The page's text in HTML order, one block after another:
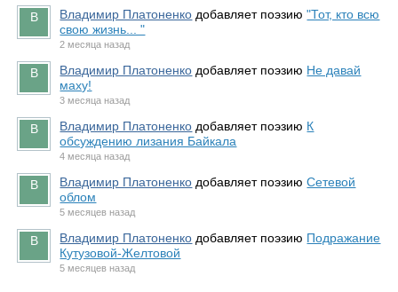
Владимир Платоненко добавляет поэзию"Тот, кто всю
свою жизнь... "
2 месяца назад
Владимир Платоненко добавляет поэзию Не давай
маху!
3 месяца назад
Владимир Платоненко добавляет поэзию К
обсуждению лизания Байкала
4 месяца назад
Владимир Платоненко добавляет поэзиюСетевой
облом
5 месяцев назад
Владимир Платоненко добавляет поэзию Подражание
Кутузовой-Желтовой
5 месяцев назад